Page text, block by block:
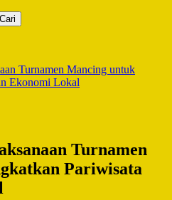
Turnamen Mancing untuk
Ekonomi Lokal
Turnamen
Pariwisata